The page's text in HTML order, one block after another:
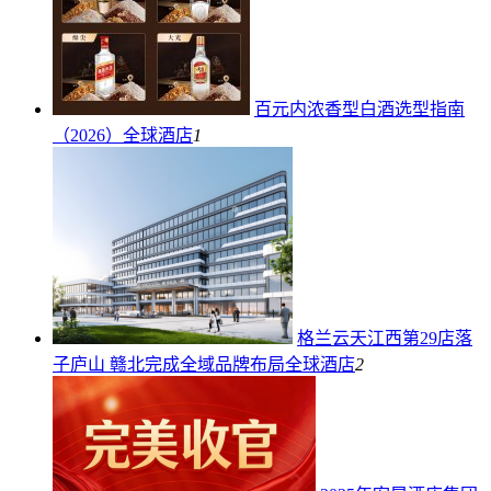
百元内浓香型白酒选型指南
（2026） 全球酒店1
格兰云天江西第29店落
子庐山 赣北完成全域品牌布局全球酒店2